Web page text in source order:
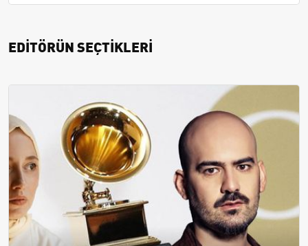
EDİTÖRÜN SEÇTİKLERİ